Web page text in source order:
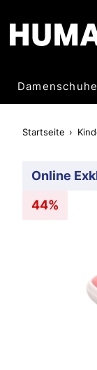
Damenschuhe
Startseite
Online
44%